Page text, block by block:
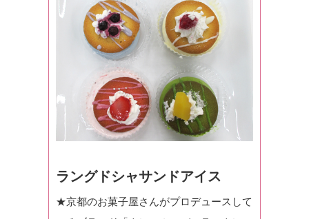
ラングドシャサンドアイス
★京都のお菓子屋さんがプロデュースして